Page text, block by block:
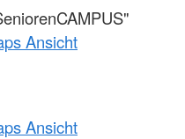
Ansicht
Ansicht